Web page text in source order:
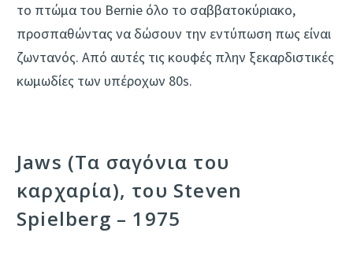
το πτώμα του Bernie όλο το σαββατοκύριακο,
προσπαθώντας να δώσουν την εντύπωση πως είναι
ζωντανός. Από αυτές τις κουφές πλην ξεκαρδιστικές
κωμωδίες των υπέροχων 80s.
Jaws (Τα σαγόνια του
καρχαρία), του Steven
Spielberg – 1975